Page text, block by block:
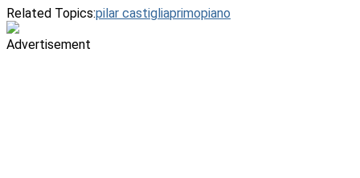
Related Topics:pilar castigliaprimopiano
Advertisement